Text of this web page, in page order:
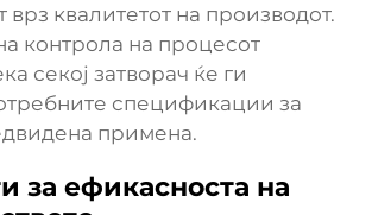
врз квалитетот на производот.
контрола на процесот
секој затворач ќе ги
спецификации за
примена.
за ефикасноста на